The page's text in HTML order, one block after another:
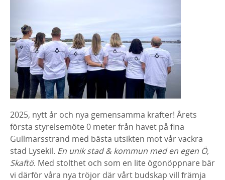
2025, nytt år och nya gemensamma krafter! Årets
första styrelsemöte 0 meter från havet på fina
Gullmarsstrand med bästa utsikten mot vår vackra
stad Lysekil. En unik stad & kommun med en egen Ö,
Skaftö. Med stolthet och som en lite ögonöppnare bär
vi därför våra nya tröjor där vårt budskap vill främja